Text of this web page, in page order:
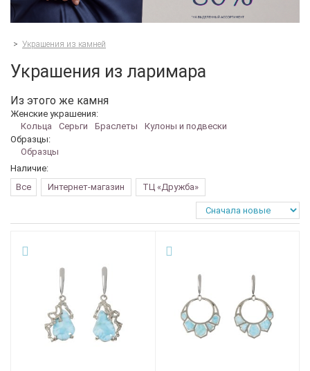
> Украшения из камней
Украшения из ларимара
Из этого же камня
Женские украшения:
Кольца
Серьги Браслеты
Кулоны и подвески
Образцы:
Образцы
Наличие:
Все
Интернет-магазин ТЦ «Дружба»